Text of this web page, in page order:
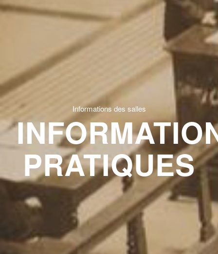
Informations des salles
PRATIQUES